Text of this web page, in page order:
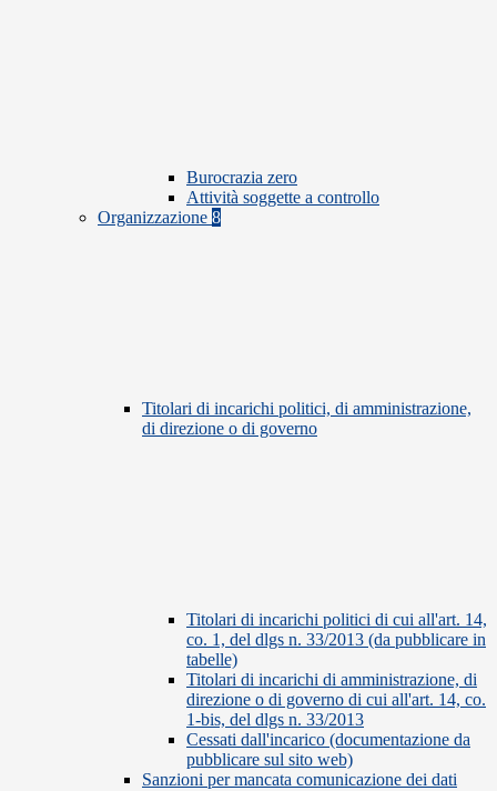
Burocrazia zero
Attività soggette a controllo
Organizzazione 8
Titolari di incarichi politici, di amministrazione,
di direzione o di governo
Titolari di incarichi politici di cui all'art. 14,
co. 1, del dlgs n. 33/2013 (da pubblicare in
tabelle)
Titolari di incarichi di amministrazione, di
direzione o di governo di cui all'art. 14, co.
1-bis, del dlgs n. 33/2013
Cessati dall'incarico (documentazione da
pubblicare sul sito web)
Sanzioni per mancata comunicazione dei dati